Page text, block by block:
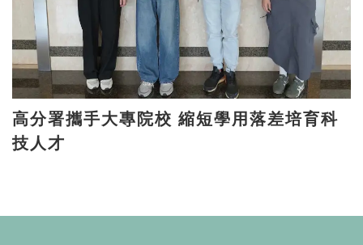
高分署攜手大專院校 縮短學用落差培育科
技人才